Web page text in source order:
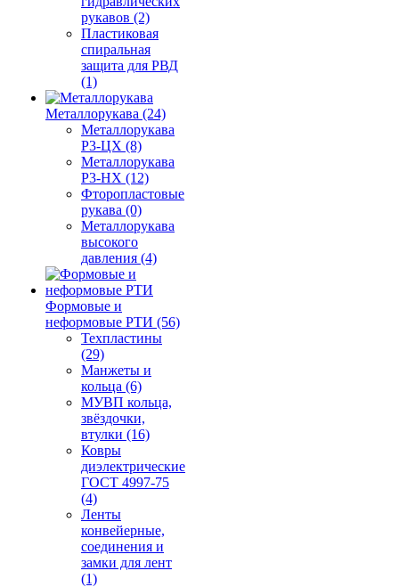
рукавов (2)
Пластиковая
спиральная
защита для РВД
(1)
Металлорукава (24)
Металлорукава
Р3-ЦХ (8)
Металлорукава
Р3-НХ (12)
Фторопластовые
рукава (0)
Металлорукава
высокого
давления (4)
Формовые и
неформовые РТИ (56)
Техпластины
(29)
Манжеты и
кольца (6)
МУВП кольца,
звёздочки,
втулки (16)
Ковры
диэлектрические
ГОСТ 4997-75
(4)
Ленты
конвейерные,
соединения и
замки для лент
(1)